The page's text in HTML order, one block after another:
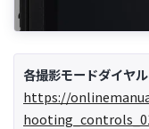
各撮影モードダイヤ
https://